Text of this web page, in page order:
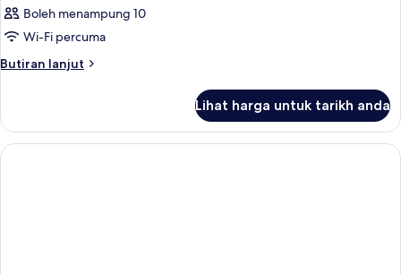
Boleh menampung 10
Wi-Fi percuma
Butiran lanjut
Butiran
Lihat harga untuk tarikh anda